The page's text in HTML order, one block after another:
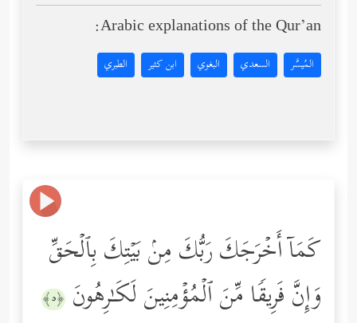
Arabic explanations of the Qur’an:
المُيسَّر السعدي البغوي ابن كثير الطبري
كَمَاۤ أَخۡرَجَكَ رَبُّكَ مِنۢ بَیۡتِكَ بِٱلۡحَقِّ
وَإِنَّ فَرِیقࣰا مِّنَ ٱلۡمُؤۡمِنِینَ لَكَـٰرِهُونَ ﴿٥﴾